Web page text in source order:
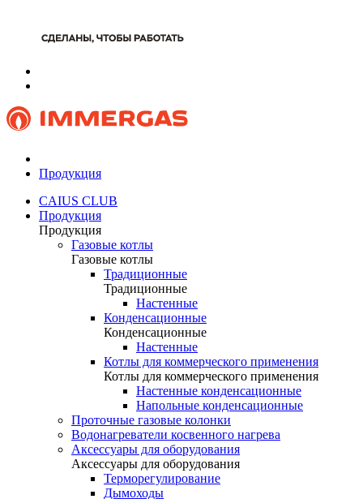
Продукция
CAIUS CLUB
Продукция
Продукция
Газовые котлы
Газовые котлы
Традиционные
Традиционные
Настенные
Конденсационные
Конденсационные
Настенные
Котлы для коммерческого применения
Котлы для коммерческого применения
Настенные конденсационные
Напольные конденсационные
Проточные газовые колонки
Водонагреватели косвенного нагрева
Аксессуары для оборудования
Аксессуары для оборудования
Терморегулирование
Дымоходы